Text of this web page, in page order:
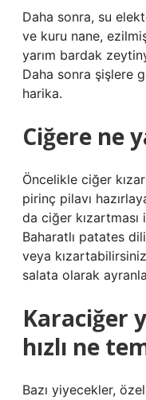
Daha sonra, su
ve kuru nane,
yarım bardak
Daha sonra şişlere
harika.
Ciğere ne
Öncelikle ciğer
pirinç pilavı
da ciğer
Baharatlı patates
veya
salata olarak
Karaciğer
hızlı ne
Bazı yiyecekler,